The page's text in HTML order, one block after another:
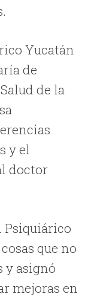
Yucatán
de
de la
y el
doctor
Psiquiárico
que no
y asignó
mejoras en